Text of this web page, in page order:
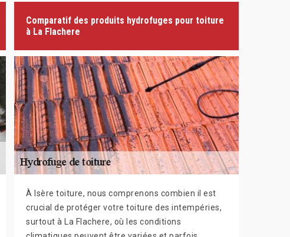
Comparatif des produits hydrofuges pour toiture
à La Flachere
À Isère toiture, nous comprenons combien il est
crucial de protéger votre toiture des intempéries,
surtout à La Flachere, où les conditions